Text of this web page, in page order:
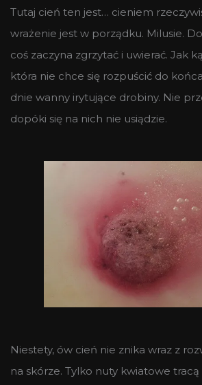
Tutaj cień ten jest… cieniem
wrażenie jest w porządku. Milusie.
coś zaczyna zgrzytać i uwierać. Jak
która nie chce się rozpuścić do
dnie wanny irytujące drobiny. Nie
dopóki się na nich nie usiądzie.
Niestety, ów cień nie znika wraz z
na skórze. Tylko nuty kwiatowe